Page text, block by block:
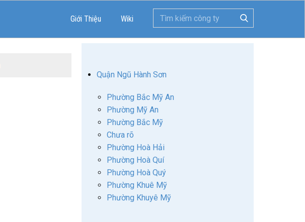
Giới Thiệu Wiki
Quận Ngũ Hành Sơn
Phường Bắc Mỹ An
Phường Mỹ An
Phường Bắc Mỹ
Chưa rõ
Phường Hoà Hải
Phường Hoà Quí
Phường Hoà Quý
Phường Khuê Mỹ
Phường Khuyê Mỹ